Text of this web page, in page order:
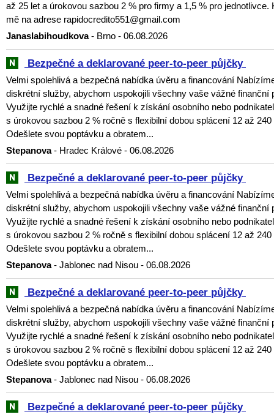
až 25 let a úrokovou sazbou 2 % pro firmy a 1,5 % pro jednotlivce.
mě na adrese rapidocredito551@gmail.com
Janaslabihoudkova- Brno - 06.08.2026
‎ ‎Bezpečné a deklarované peer-to-peer půjčky ‎
Velmi spolehlivá a bezpečná nabídka úvěru a financování
diskrétní služby, abychom uspokojili všechny vaše vážné finanční
Využijte rychlé a snadné řešení k získání osobního nebo
s úrokovou sazbou 2 % ročně s flexibilní dobou splácení 12 až
Odešlete svou poptávku a obratem...
Stepanova- Hradec Králové - 06.08.2026
‎ ‎Bezpečné a deklarované peer-to-peer půjčky ‎
Velmi spolehlivá a bezpečná nabídka úvěru a financování
diskrétní služby, abychom uspokojili všechny vaše vážné finanční
Využijte rychlé a snadné řešení k získání osobního nebo
s úrokovou sazbou 2 % ročně s flexibilní dobou splácení 12 až
Odešlete svou poptávku a obratem...
Stepanova- Jablonec nad Nisou - 06.08.2026
‎ ‎Bezpečné a deklarované peer-to-peer půjčky ‎
Velmi spolehlivá a bezpečná nabídka úvěru a financování
diskrétní služby, abychom uspokojili všechny vaše vážné finanční
Využijte rychlé a snadné řešení k získání osobního nebo
s úrokovou sazbou 2 % ročně s flexibilní dobou splácení 12 až
Odešlete svou poptávku a obratem...
Stepanova- Jablonec nad Nisou - 06.08.2026
‎ ‎Bezpečné a deklarované peer-to-peer půjčky ‎